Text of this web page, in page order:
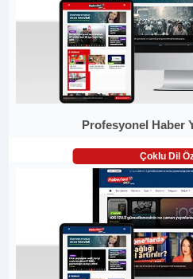
Profesyonel Haber
Çoklu Dil